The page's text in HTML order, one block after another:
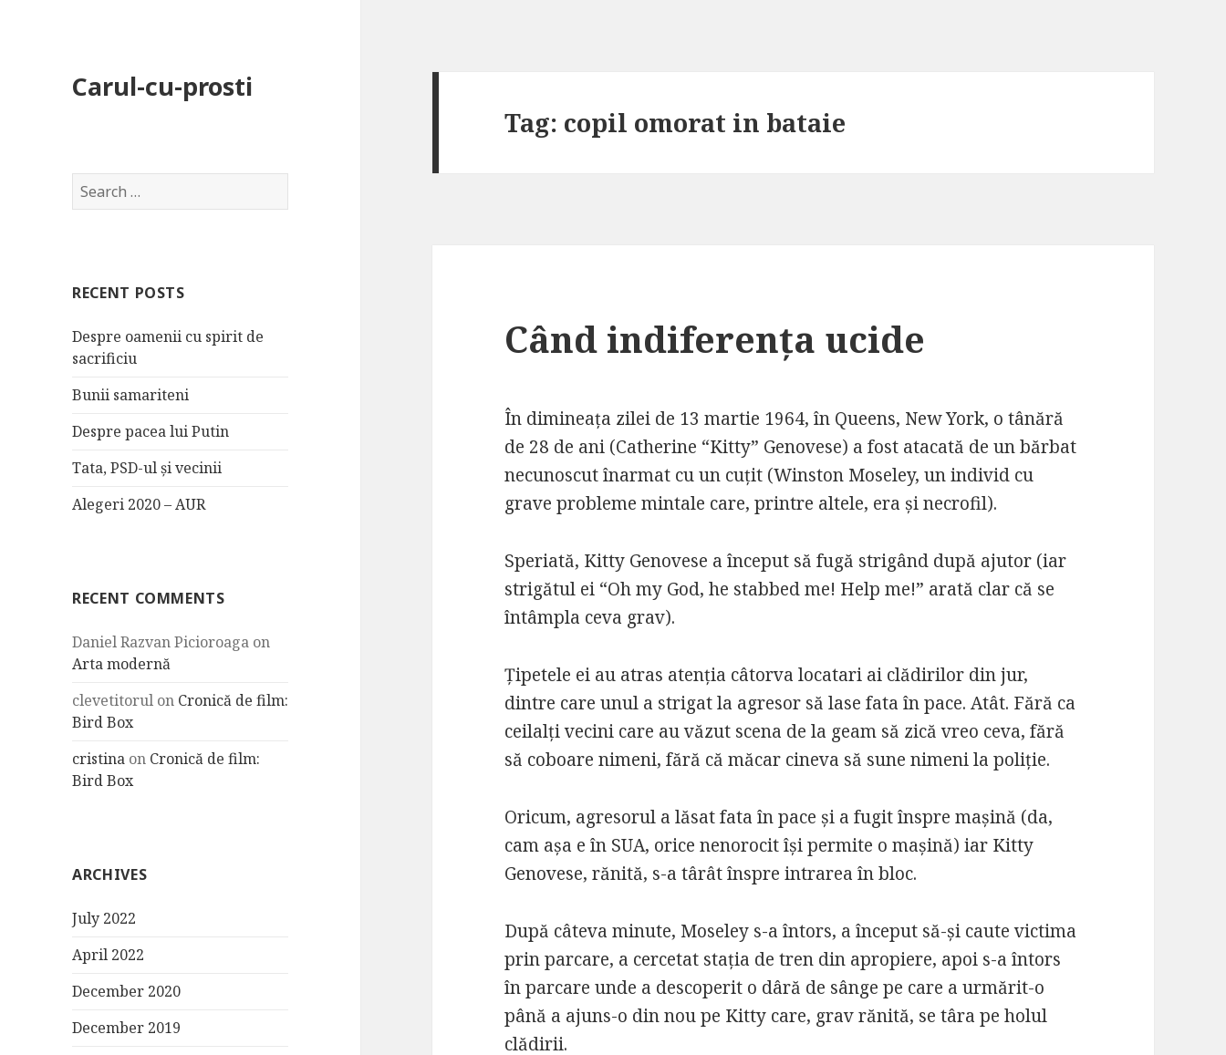
Carul-cu-prosti
S
e
h
o
r
RECENT POSTS
Despre oamenii cu spirit de
sacrificiu
Bunii samariteni
Despre pacea lui Putin
Tata, PSD-ul și vecinii
Alegeri 2020 – AUR
RECENT COMMENTS
Daniel Razvan Picioroaga on
Arta modernă
clevetitorul on Cronică de film:
Bird Box
cristina on Cronică de film:
Bird Box
ARCHIVES
July 2022
April 2022
December 2020
December 2019
Tag: copil omorat in bataie
Când indiferența ucide
În dimineața zilei de 13 martie 1964, în Queens, New York, o tânără
de 28 de ani (Catherine “Kitty” Genovese) a fost atacată de un bărbat
necunoscut înarmat cu un cuțit (Winston Moseley, un individ cu
grave probleme mintale care, printre altele, era și necrofil).
Speriată, Kitty Genovese a început să fugă strigând după ajutor (iar
strigătul ei “Oh my God, he stabbed me! Help me!” arată clar că se
întâmpla ceva grav).
Țipetele ei au atras atenția câtorva locatari ai clădirilor din jur,
dintre care unul a strigat la agresor să lase fata în pace. Atât. Fără ca
ceilalți vecini care au văzut scena de la geam să zică vreo ceva, fără
să coboare nimeni, fără că măcar cineva să sune nimeni la poliție.
Oricum, agresorul a lăsat fata în pace și a fugit înspre mașină (da,
cam așa e în SUA, orice nenorocit își permite o mașină) iar Kitty
Genovese, rănită, s-a târât înspre intrarea în bloc.
După câteva minute, Moseley s-a întors, a început să-și caute victima
prin parcare, a cercetat stația de tren din apropiere, apoi s-a întors
în parcare unde a descoperit o dâră de sânge pe care a urmărit-o
până a ajuns-o din nou pe Kitty care, grav rănită, se târa pe holul
clădirii.